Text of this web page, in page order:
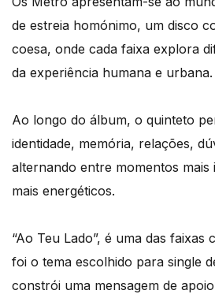
de estreia homónimo, um disco
coesa, onde cada faixa explora
da experiência humana e urbana.
Ao longo do álbum, o quinteto
identidade, memória, relações,
alternando entre momentos mais
mais energéticos.
“Ao Teu Lado”, é uma das faixas
foi o tema escolhido para single
constrói uma mensagem de